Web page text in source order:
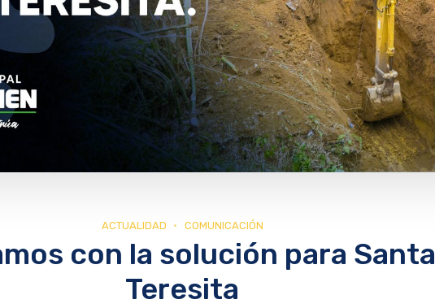
ACTUALIDAD COMUNICACIÓN
con la solución para Santa
Teresita